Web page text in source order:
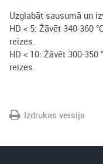
Uzglabāt sausumā un
HD < 5: Žāvēt 340-360
reizes.
HD < 10: Žāvēt 300-
reizes.
Izdrukas versija